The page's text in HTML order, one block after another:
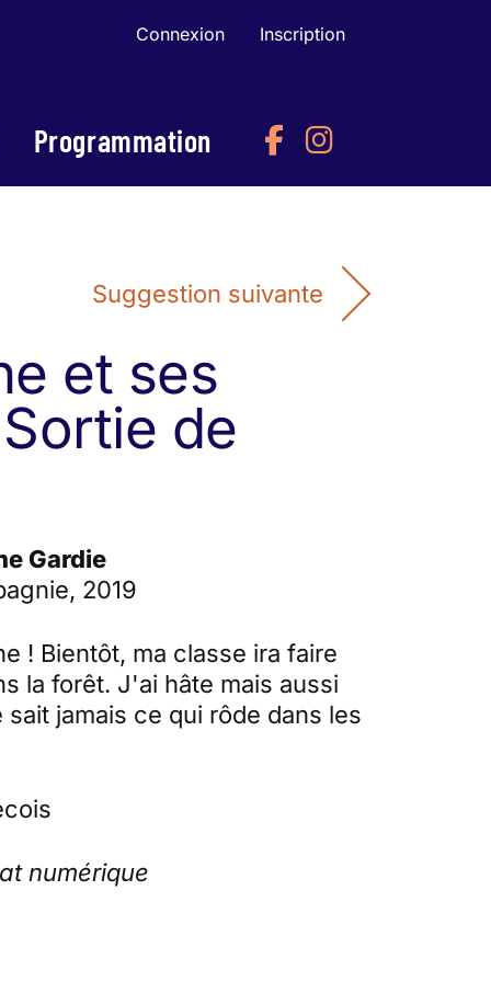
Connexion Inscription
Programmation
et ses
de
Gardie
2019
! Bientôt, ma classe ira faire
la forêt. J'ai hâte mais aussi
sait jamais ce qui rôde dans les
numérique
Suggestion suivante